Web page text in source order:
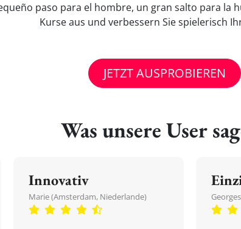
paso para el hombre, un gran salto para la
Kurse aus und verbessern Sie spielerisch
JETZT AUSPROBIEREN
Was unsere User
Innovativ
Marie (Amsterdam, Niederlande)